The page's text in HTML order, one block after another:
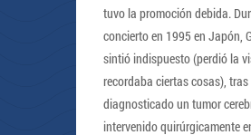
tuvo la promoción debida.
concierto en 1995 en Japón,
sintió indispuesto (perdió la
recordaba ciertas cosas),
diagnosticado un tumor
intervenido quirúrgicamente